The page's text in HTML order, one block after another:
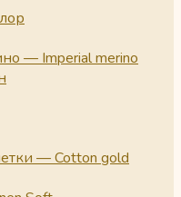
— Imperial merino
— Cotton gold